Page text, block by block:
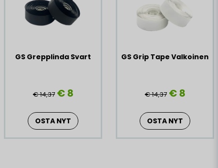
GS Grepplinda Svart
€ 14,37 € 8
OSTA NYT
GS Grip Tape Valkoinen
€ 14,37 € 8
OSTA NYT